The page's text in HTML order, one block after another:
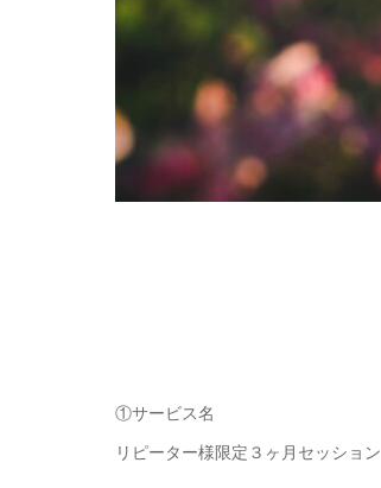
①サービス名
リピーター様限定３ヶ月セッション